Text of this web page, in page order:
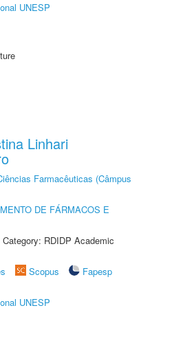
UNESP
Linhari
Farmacêuticas (Câmpus
DE FÁRMACOS E
RDIDP Academic
Scopus
Fapesp
UNESP